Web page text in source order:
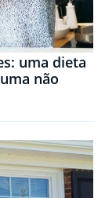
uma dieta
não